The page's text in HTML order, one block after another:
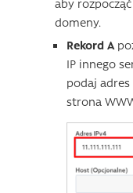
domeny.
Rekord A
IP innego
podaj
strona